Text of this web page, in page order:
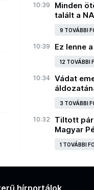
10:39
Minden
talált a
9 TOVÁBBI
10:39 Ez lenne
12 TOVÁBBI
10:34 Vádat
3 TOVÁBBI
10:32
Tiltott
Magyar
1 TOVÁBBI